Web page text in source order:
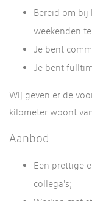
Bereid om
weekenden
Je bent
Je bent
Wij geven er de
kilometer woont
Aanbod
Een prettige
collega's;